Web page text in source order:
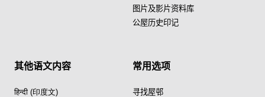
图片及影片资料库
公屋历史印记
其他语文内容
हिन्दी (印度文)
常用选项
寻找屋邨